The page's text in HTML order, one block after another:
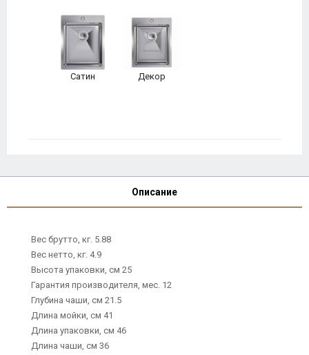
Сатин Декор
Описание
Вес брутто, кг. 5.88
Вес нетто, кг. 4.9
Высота упаковки, см 25
Гарантия производителя, мес. 12
Глубина чаши, см 21.5
Длина мойки, см 41
Длина упаковки, см 46
Длина чаши, см 36